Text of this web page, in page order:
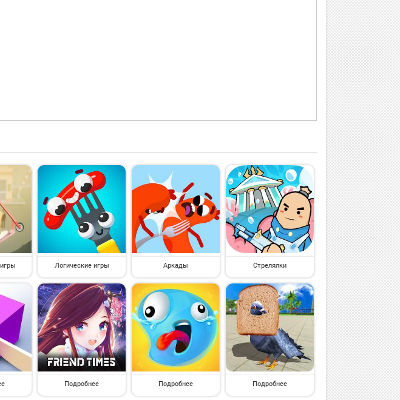
Логические игры Аркады Стрелялки
Подробнее Подробнее Подробнее